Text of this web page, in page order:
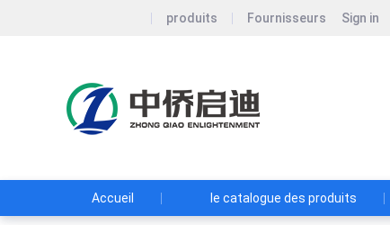
produits Fournisseurs Sign in
Accueil le catalogue des produits